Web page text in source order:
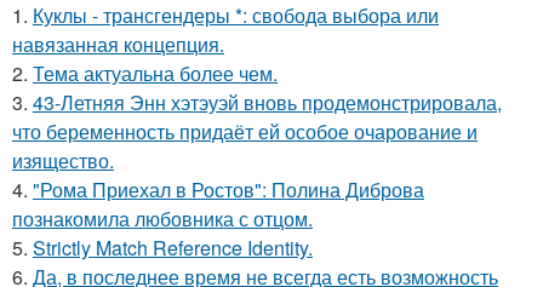
1. Куклы - трансгендеры *: свобода выбора или
навязанная концепция.
2. Тема актуальна более чем.
3. 43-Летняя Энн хэтэуэй вновь продемонстрировала,
что беременность придаёт ей особое очарование и
изящество.
4. "Рома Приехал в Ростов": Полина Диброва
познакомила любовника с отцом.
5. Strictly Match Reference Identity.
6. Да, в последнее время не всегда есть возможность